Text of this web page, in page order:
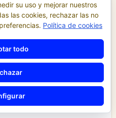
su uso y mejorar nuestros
las cookies, rechazar las no
Política de cookies
todo